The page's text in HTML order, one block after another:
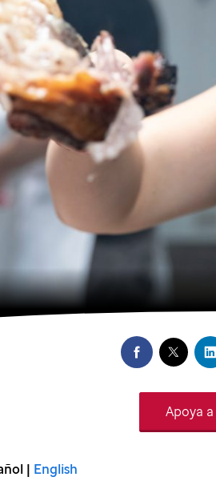
Apoya a
| English